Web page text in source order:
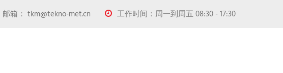
邮箱： tkm@tekno-met.cn 工作时间：周一到周五 08:30 - 17:30